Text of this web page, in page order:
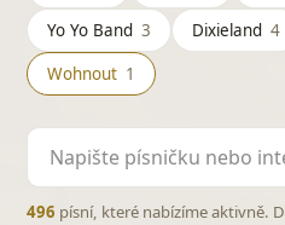
Yo Yo Band 3 Dixieland 4
Wohnout 1
496 písní, které nabízíme aktivně.